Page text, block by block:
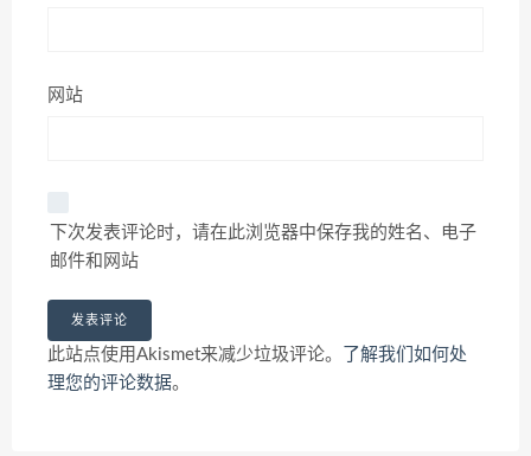
网站
下次发表评论时，请在此浏览器中保存我的姓名、电子
邮件和网站
此站点使用Akismet来减少垃圾评论。
了解我们如何处
理您的评论数据。